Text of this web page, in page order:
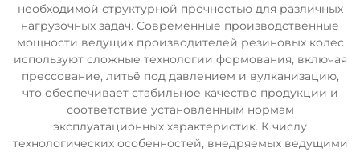
необходимой структурной прочностью для различных
нагрузочных задач. Современные производственные
мощности ведущих производителей резиновых колес
используют сложные технологии формования, включая
прессование, литьё под давлением и вулканизацию,
что обеспечивает стабильное качество продукции и
соответствие установленным нормам
эксплуатационных характеристик. К числу
технологических особенностей, внедряемых ведущими